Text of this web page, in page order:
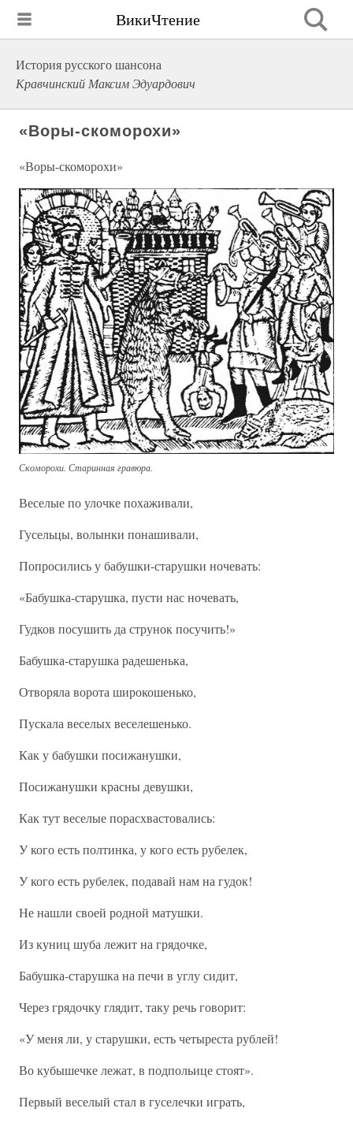
ВикиЧтение
История русского шансона
Кравчинский Максим Эдуардович
«Воры-скоморохи»
«Воры-скоморохи»
Скоморохи. Старинная гравюра.
Веселые по улочке похаживали,
Гусельцы, волынки понашивали,
Попросились у бабушки-старушки ночевать:
«Бабушка-старушка, пусти нас ночевать,
Гудков посушить да струнок посучить!»
Бабушка-старушка радешенька,
Отворяла ворота широкошенько,
Пускала веселых веселешенько.
Как у бабушки посижанушки,
Посижанушки красны девушки,
Как тут веселые порасхвастовались:
У кого есть полтинка, у кого есть рубелек,
У кого есть рубелек, подавай нам на гудок!
Не нашли своей родной матушки.
Из куниц шуба лежит на грядочке,
Бабушка-старушка на печи в углу сидит,
Через грядочку глядит, таку речь говорит:
«У меня ли, у старушки, есть четыреста рублей!
Во кубышечке лежат, в подпольице стоят».
Первый веселый стал в гуселечки играть,